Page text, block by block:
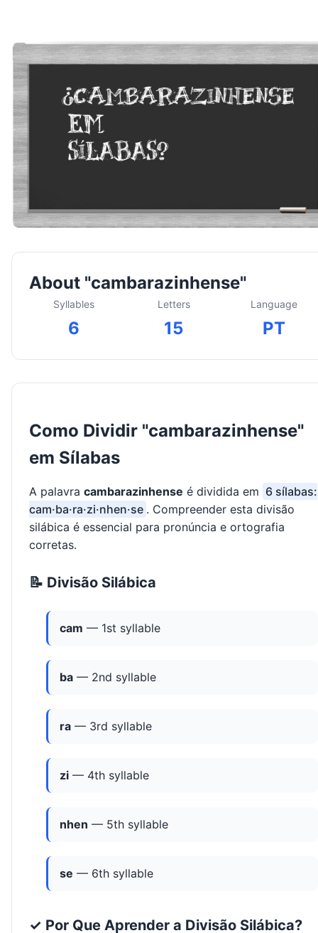
About "cambarazinhense"
Syllables
6
Letters
15
Language
PT
Como Dividir "cambarazinhense"
em Sílabas
A palavra cambarazinhense é dividida em 6 sílabas:
cam·ba·ra·zi·nhen·se . Compreender esta divisão
silábica é essencial para pronúncia e ortografia
corretas.
📝 Divisão Silábica
cam — 1st syllable
ba — 2nd syllable
ra — 3rd syllable
zi — 4th syllable
nhen — 5th syllable
se — 6th syllable
✓ Por Que Aprender a Divisão Silábica?